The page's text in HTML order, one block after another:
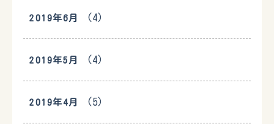
2019年6月 (4)
2019年5月 (4)
2019年4月 (5)